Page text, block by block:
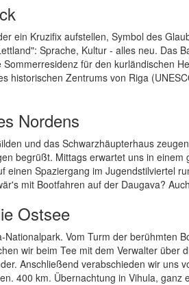
ein Kruzifix aufstellen, Symbol des
Sprache, Kultur - alles neu. Das
für den kurländischen
historischen Zentrums von Riga
Nordens
und das Schwarzhäupterhaus
begrüßt. Mittags erwartet uns in
einen Spaziergang im Jugendstilviertel
mit Bootfahren auf der Daugava?
Ostsee
Vom Turm der berühmten
wir beim Tee mit dem Verwalter über
Anschließend verabschieden wir uns
400 km. Übernachtung in Vihula,